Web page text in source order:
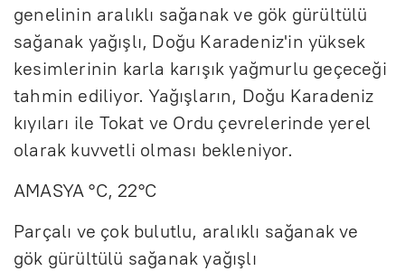
genelinin aralıklı sağanak ve gök gürültülü
sağanak yağışlı, Doğu Karadeniz'in yüksek
kesimlerinin karla karışık yağmurlu geçeceği
tahmin ediliyor. Yağışların, Doğu Karadeniz
kıyıları ile Tokat ve Ordu çevrelerinde yerel
olarak kuvvetli olması bekleniyor.
AMASYA °C, 22°C
Parçalı ve çok bulutlu, aralıklı sağanak ve
gök gürültülü sağanak yağışlı